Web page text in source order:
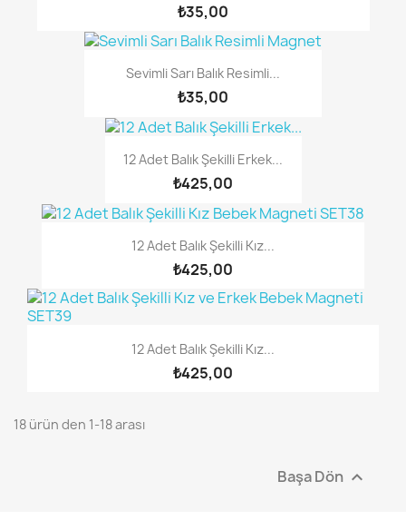
₺35,00
Sevimli Sarı Balık Resimli...
₺35,00
12 Adet Balık Şekilli Erkek...
₺425,00
12 Adet Balık Şekilli Kız...
₺425,00
12 Adet Balık Şekilli Kız...
₺425,00
18 ürün den 1-18 arası
Başa Dön 